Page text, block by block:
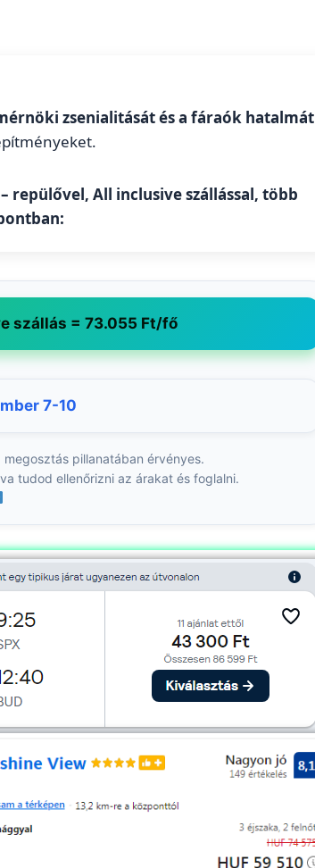
zsenialitását és a fáraók hatalmát
repülővel, All inclusive szállással, több
szállás = 73.055 Ft/fő
7-10
pillanatában érvényes.
tudod ellenőrizni az árakat és foglalni.